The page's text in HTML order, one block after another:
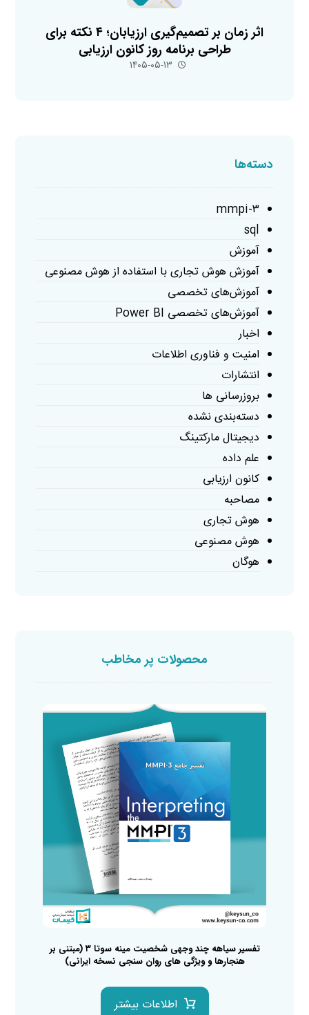
اثر زمان بر تصمیم‌گیری ارزیابان؛ ۴ نکته برای
طراحی برنامه روز کانون ارزیابی
۱۴۰۵-۰۵-۱۳
دسته‌ها
mmpi-۳
sql
آموزش
آموزش هوش تجاری با استفاده از هوش مصنوعی
آموزش‌های تخصصی
آموزش‌های تخصصی Power BI
اخبار
امنیت و فناوری اطلاعات
انتشارات
بروزرسانی ها
دسته‌بندی نشده
دیجیتال مارکتینگ
علم داده
کانون ارزیابی
مصاحبه
هوش تجاری
هوش مصنوعی
هوگان
محصولات پر مخاطب
تفسیر سیاهه چند وجهی شخصیت مینه سوتا ۳ (مبتنی بر
هنجارها و ویژگی های روان سنجی نسخه ایرانی)
اطلاعات بیشتر